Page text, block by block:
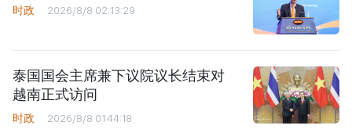
时政 2026/8/8 02:13:29
泰国国会主席兼下议院议长结束对
越南正式访问
时政 2026/8/8 01:44:18